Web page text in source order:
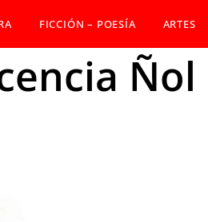
FICCIÓN – POESÍA ARTES
Ñol